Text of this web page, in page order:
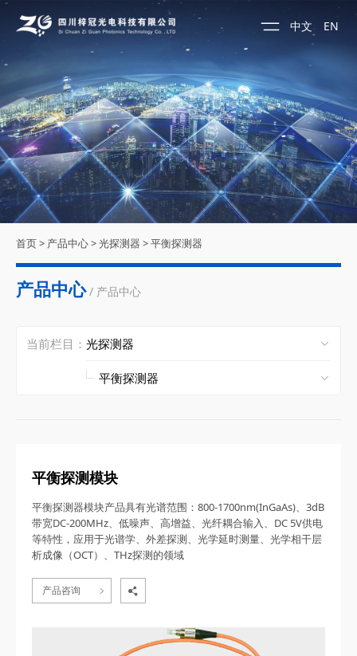
中文 EN
首页> 产品中心>光探测器 >平衡探测器
产品中心 / 产品中心
当前栏目：
平衡探测模块
平衡探测器模块产品具有光谱范围：800-1700nm(InGaAs)、3dB
带宽DC-200MHz、低噪声、高增益、光纤耦合输入、DC 5V供电
等特性，应用于光谱学、外差探测、光学延时测量、光学相干层
析成像（OCT）、THz探测的领域
产品咨询